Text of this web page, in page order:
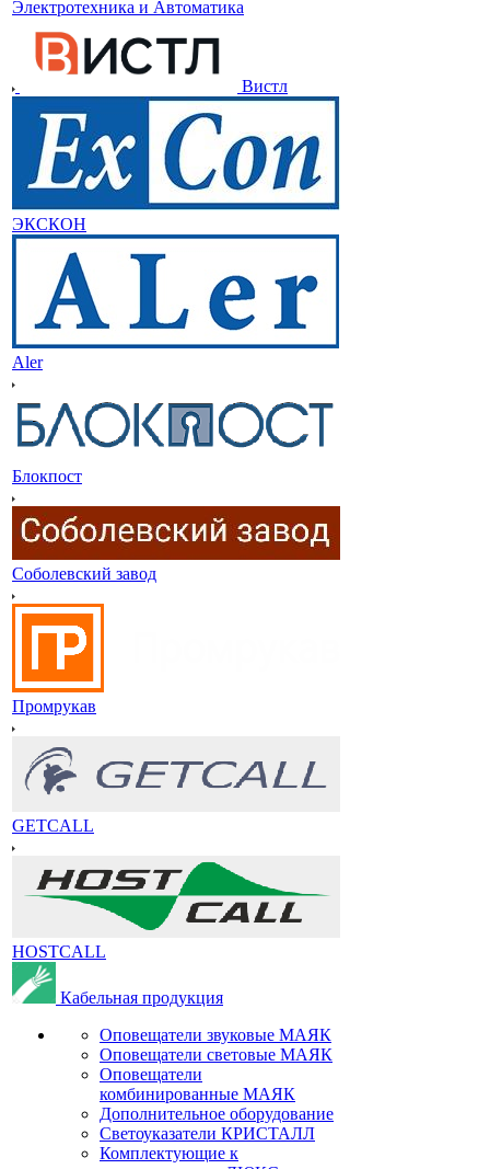
Электротехника и Автоматика
Вистл
ЭКСКОН
Aler
Блокпост
Соболевский завод
Промрукав
GETCALL
HOSTCALL
Кабельная продукция
Оповещатели звуковые МАЯК
Оповещатели световые МАЯК
Оповещатели
комбинированные МАЯК
Дополнительное оборудование
Светоуказатели КРИСТАЛЛ
Комплектующие к